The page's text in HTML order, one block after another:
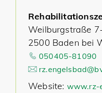
Weilburgstraße
2500 Baden bei
050405-81090
Website: www.rz-